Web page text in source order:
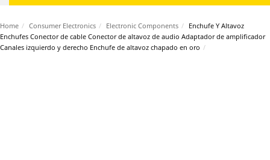
Home / Consumer Electronics / Electronic Components / Enchufe Y Altavoz
Enchufes Conector de cable Conector de altavoz de audio Adaptador de amplificador
Canales izquierdo y derecho Enchufe de altavoz chapado en oro /